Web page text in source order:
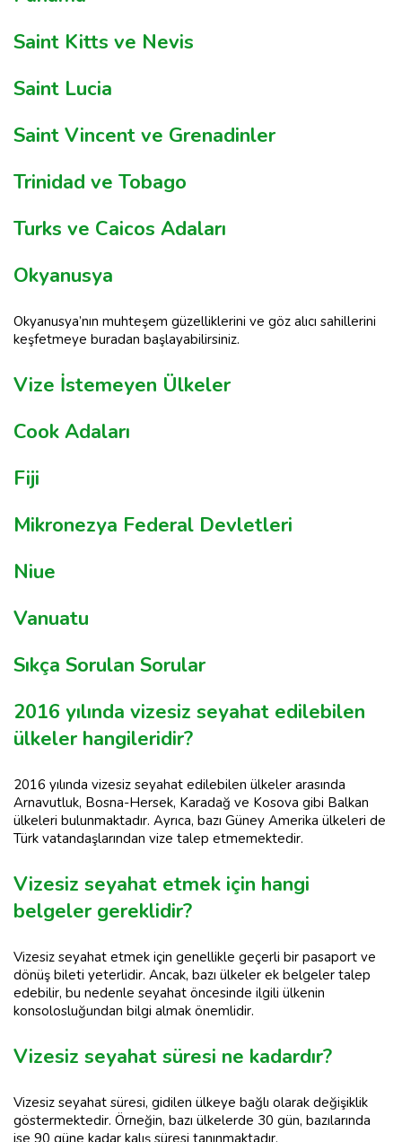
Saint Kitts ve Nevis
Saint Lucia
Saint Vincent ve Grenadinler
Trinidad ve Tobago
Turks ve Caicos Adaları
Okyanusya
Okyanusya’nın muhteşem güzelliklerini ve göz alıcı sahillerini
keşfetmeye buradan başlayabilirsiniz.
Vize İstemeyen Ülkeler
Cook Adaları
Fiji
Mikronezya Federal Devletleri
Niue
Vanuatu
Sıkça Sorulan Sorular
2016 yılında vizesiz seyahat edilebilen
ülkeler hangileridir?
2016 yılında vizesiz seyahat edilebilen ülkeler arasında
Arnavutluk, Bosna-Hersek, Karadağ ve Kosova gibi Balkan
ülkeleri bulunmaktadır. Ayrıca, bazı Güney Amerika ülkeleri de
Türk vatandaşlarından vize talep etmemektedir.
Vizesiz seyahat etmek için hangi
belgeler gereklidir?
Vizesiz seyahat etmek için genellikle geçerli bir pasaport ve
dönüş bileti yeterlidir. Ancak, bazı ülkeler ek belgeler talep
edebilir, bu nedenle seyahat öncesinde ilgili ülkenin
konsolosluğundan bilgi almak önemlidir.
Vizesiz seyahat süresi ne kadardır?
Vizesiz seyahat süresi, gidilen ülkeye bağlı olarak değişiklik
göstermektedir. Örneğin, bazı ülkelerde 30 gün, bazılarında